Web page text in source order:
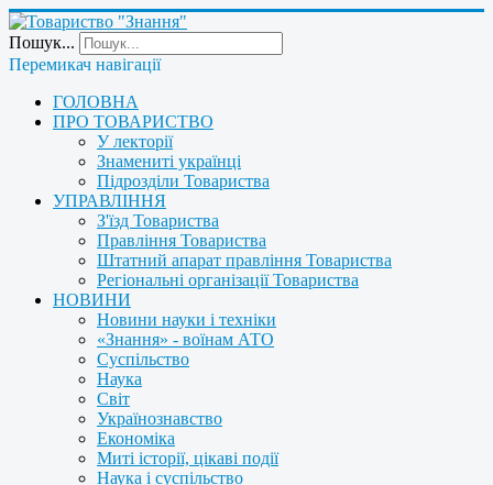
Пошук...
Перемикач навігації
ГОЛОВНА
ПРО ТОВАРИСТВО
У лекторії
Знамениті українці
Підрозділи Товариства
УПРАВЛІННЯ
З'їзд Товариства
Правління Товариства
Штатний апарат правління Товариства
Регіональні організації Товариства
НОВИНИ
Новини науки і техніки
«Знання» - воїнам АТО
Суспільство
Наука
Світ
Українознавство
Економіка
Миті історії, цікаві події
Наука і суспільство